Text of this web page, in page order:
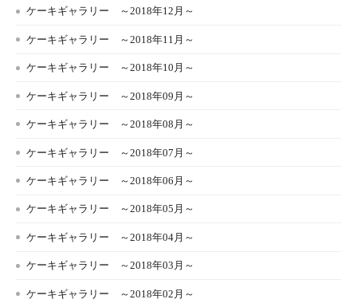
ケーキギャラリー ～2018年12月～
ケーキギャラリー ～2018年11月～
ケーキギャラリー ～2018年10月～
ケーキギャラリー ～2018年09月～
ケーキギャラリー ～2018年08月～
ケーキギャラリー ～2018年07月～
ケーキギャラリー ～2018年06月～
ケーキギャラリー ～2018年05月～
ケーキギャラリー ～2018年04月～
ケーキギャラリー ～2018年03月～
ケーキギャラリー ～2018年02月～